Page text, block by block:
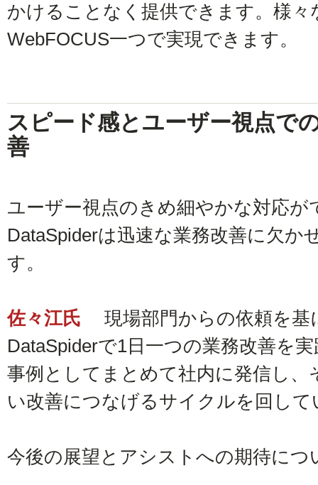
かけることなく提供できます。様
WebFOCUS一つで実現できます。
スピード感とユーザー視点で
善
ユーザー視点のきめ細やかな対応が
DataSpiderは迅速な業務改善に欠か
す。
佐々江氏
現場部門からの依頼を基
DataSpiderで1日一つの業務改善を
事例としてまとめて社内に発信し
い改善につなげるサイクルを回して
今後の展望とアシストへの期待に